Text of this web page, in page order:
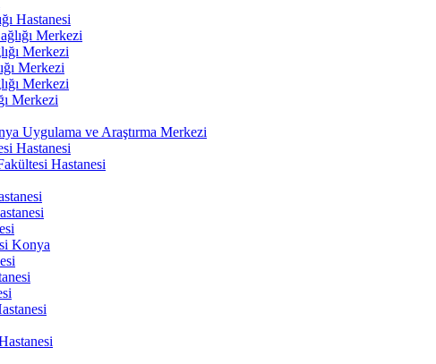
Hastanesi
Merkezi
Merkezi
Merkezi
Merkezi
Merkezi
Uygulama ve Araştırma Merkezi
Hastanesi
Hastanesi
Konya